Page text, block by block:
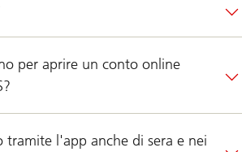
per aprire un conto online
tramite l'app anche di sera e nei